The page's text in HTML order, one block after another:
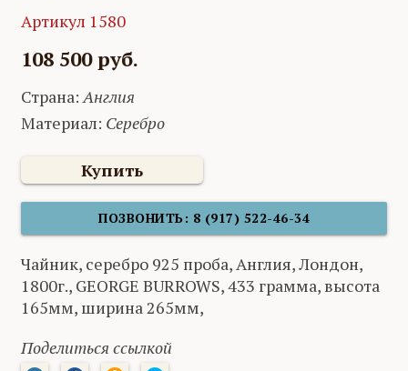
Артикул 1580
108 500 руб.
Страна:Англия
Материал: Серебро
Купить
ПОЗВОНИТЬ: 8 (917) 522-46-34
Чайник, серебро 925 проба, Англия, Лондон,
1800г., GEORGE BURROWS, 433 грамма, высота
165мм, ширина 265мм,
Поделиться ссылкой